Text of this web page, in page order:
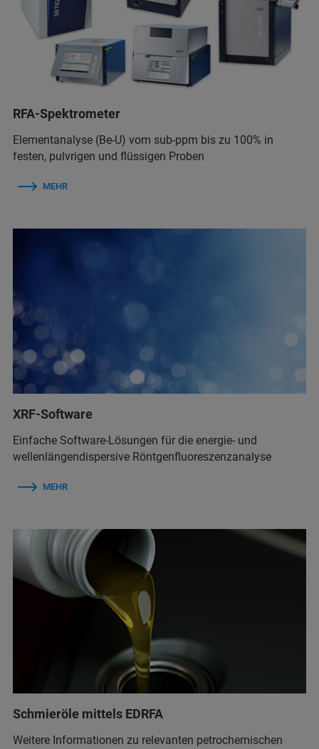
RFA-Spektrometer
Elementanalyse (Be-U) vom sub-ppm bis zu 100% in
festen, pulvrigen und flüssigen Proben
MEHR
XRF-Software
Einfache Software-Lösungen für die energie- und
wellenlängendispersive Röntgenfluoreszenzanalyse
MEHR
Schmieröle mittels EDRFA
Weitere Informationen zu relevanten petrochemischen